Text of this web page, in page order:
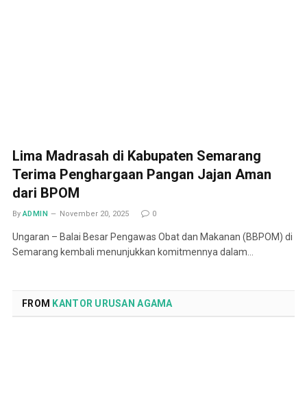
Lima Madrasah di Kabupaten Semarang
Terima Penghargaan Pangan Jajan Aman
dari BPOM
By ADMIN November 20, 2025 0
Ungaran – Balai Besar Pengawas Obat dan Makanan (BBPOM) di
Semarang kembali menunjukkan komitmennya dalam…
FROM KANTOR URUSAN AGAMA